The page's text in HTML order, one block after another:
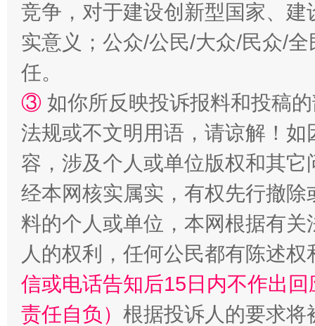
“蜀中异人”王建安的艺术幻境
竞争，对于建设创新型国家、
实意义；公众/公民/大众/民众/
任。
③ 如你所反映投诉报料和投稿
法规或不文明用语，请谅解！
容，涉及个人或单位版权和其它
经本网核实属实，有权先行撤
料的个人或单位，本网根据有
人的权利，任何公民都有陈述
信或电话告知后15日内不作出
责任自负） 根据投诉人的要求将